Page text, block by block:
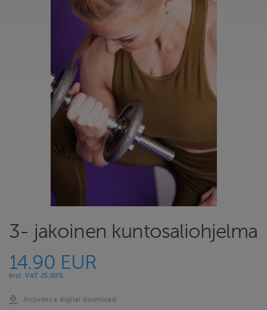
3- jakoinen kuntosaliohjelma
14.90 EUR
Incl. VAT 25.50%
Includes a digital download